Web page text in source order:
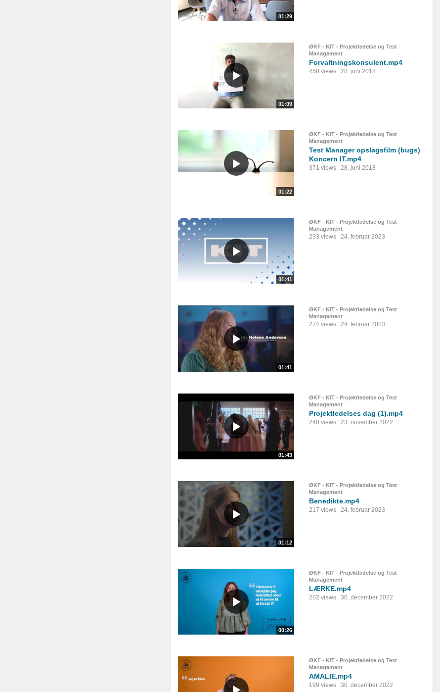
01:29
01:09
ØKF - KIT - Projektledelse og Test
Management
Forvaltningskonsulent.mp4
458 views 28. juni 2018
01:22
ØKF - KIT - Projektledelse og Test
Management
Test Manager opslagsfilm (bugs)
Koncern IT.mp4
371 views 28. juni 2018
01:41
ØKF - KIT - Projektledelse og Test
Management
293 views 24. februar 2023
01:41
ØKF - KIT - Projektledelse og Test
Management
274 views 24. februar 2023
01:43
ØKF - KIT - Projektledelse og Test
Management
Projektledelses dag (1).mp4
240 views 23. november 2022
01:12
ØKF - KIT - Projektledelse og Test
Management
Benedikte.mp4
217 views 24. februar 2023
00:26
ØKF - KIT - Projektledelse og Test
Management
LÆRKE.mp4
202 views 30. december 2022
ØKF - KIT - Projektledelse og Test
Management
AMALIE.mp4
199 views 30. december 2022